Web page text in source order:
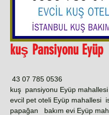
kuş Pansiyonu Eyüp
0536 785 07 43
kuş pansiyonu Eyüp
evcil pet oteli Eyüp mahallesi
papağan bakım evi Eyüp